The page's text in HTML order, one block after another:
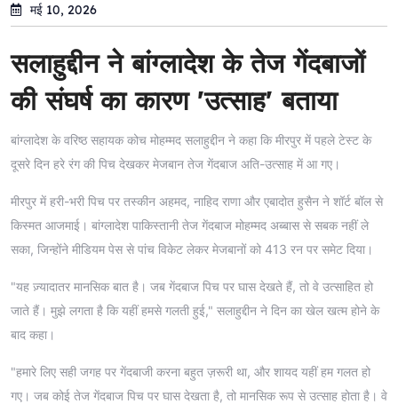
मई 10, 2026
सलाहुद्दीन ने बांग्लादेश के तेज गेंदबाजों
की संघर्ष का कारण 'उत्साह' बताया
बांग्लादेश के वरिष्ठ सहायक कोच मोहम्मद सलाहुद्दीन ने कहा कि मीरपुर में पहले टेस्ट के
दूसरे दिन हरे रंग की पिच देखकर मेजबान तेज गेंदबाज अति-उत्साह में आ गए।
मीरपुर में हरी-भरी पिच पर तस्कीन अहमद, नाहिद राणा और एबादोत हुसैन ने शॉर्ट बॉल से
किस्मत आजमाई। बांग्लादेश पाकिस्तानी तेज गेंदबाज मोहम्मद अब्बास से सबक नहीं ले
सका, जिन्होंने मीडियम पेस से पांच विकेट लेकर मेजबानों को 413 रन पर समेट दिया।
"यह ज़्यादातर मानसिक बात है। जब गेंदबाज पिच पर घास देखते हैं, तो वे उत्साहित हो
जाते हैं। मुझे लगता है कि यहीं हमसे गलती हुई," सलाहुद्दीन ने दिन का खेल खत्म होने के
बाद कहा।
"हमारे लिए सही जगह पर गेंदबाजी करना बहुत ज़रूरी था, और शायद यहीं हम गलत हो
गए। जब कोई तेज गेंदबाज पिच पर घास देखता है, तो मानसिक रूप से उत्साह होता है। वे